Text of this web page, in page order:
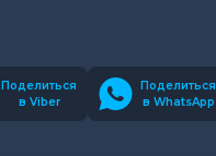
Поделиться
в Viber
Поделиться
в WhatsApp